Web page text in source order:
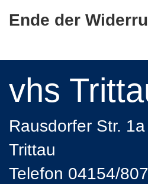
Ende der
vhs
Rausdorfer Str.
Trittau
Telefon 04154/